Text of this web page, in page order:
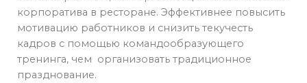
корпоратива в ресторане. Эффективнее повысить
мотивацию работников и снизить текучесть
кадров с помощью командообразующего
тренинга, чем организовать традиционное
празднование.